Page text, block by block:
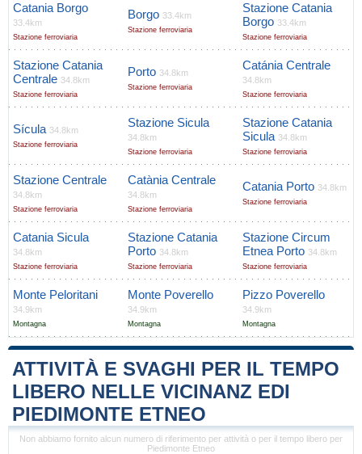
Catania Borgo
33.4km
Stazione ferroviaria
Borgo 33.4km
Stazione ferroviaria
Stazione Catania
Borgo 33.4km
Stazione ferroviaria
Stazione Catania
Centrale 34.8km
Stazione ferroviaria
Porto 34.8km
Stazione ferroviaria
Catánia Centrale
34.8km
Stazione ferroviaria
Sícula 34.8km
Stazione ferroviaria
Stazione Sicula
34.8km
Stazione ferroviaria
Stazione Catania
Sicula 34.8km
Stazione ferroviaria
Stazione Centrale
34.8km
Stazione ferroviaria
Catània Centrale
34.8km
Stazione ferroviaria
Catania Porto 34.8km
Stazione ferroviaria
Catania Sicula
34.8km
Stazione ferroviaria
Stazione Catania
Porto 34.8km
Stazione ferroviaria
Stazione Circum
Etnea Porto 34.8km
Stazione ferroviaria
Monte Peloritani
34.9km
Montagna
Monte Poverello
34.9km
Montagna
Pizzo Poverello
34.9km
Montagna
ATTIVITÀ E SVAGHI PER IL TEMPO
LIBERO NELLE VICINANZ EDI
PIEDIMONTE ETNEO
Non abbiamo fornito alcun numero di riferimento per attività o per il tempo libero per
Piedimonte Etneo